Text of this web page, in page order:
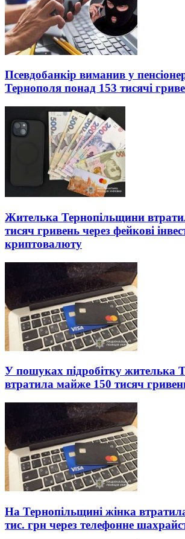
Псевдобанкір виманив у
Тернополя понад 153 тисячі
Жителька Тернопільщини
тисяч гривень через фейкові
криптовалюту
У пошуках підробітку жителька
втратила майже 150 тисяч
На Тернопільщині жінка
тис. грн через телефонне